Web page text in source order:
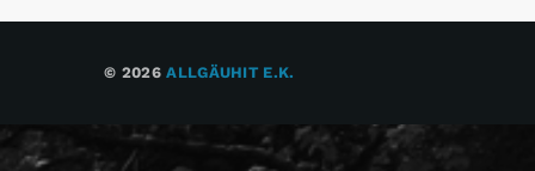
© 2026ALLGÄUHIT E.K.